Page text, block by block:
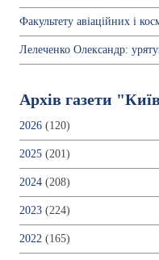
Факультету авіаційних і
Лелеченко Олександр:
Архів газети
2026 (120)
2025 (201)
2024 (208)
2023 (224)
2022 (165)